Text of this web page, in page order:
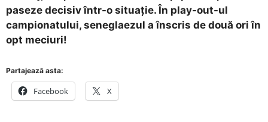
paseze decisiv într-o situație. În play-out-ul
campionatului, seneglaezul a înscris de două ori în
opt meciuri!
Partajează asta:
Facebook X